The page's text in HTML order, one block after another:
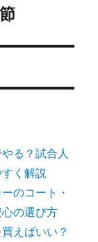
る？試合人
く解説
のコート・
の選び方
えばいい？